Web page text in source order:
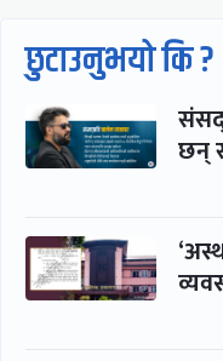
छुटाउनुभयो कि ?
छन्